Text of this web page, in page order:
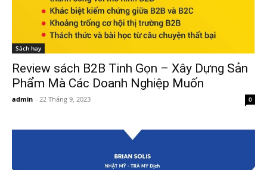
Sách hay
Review sách B2B Tinh Gọn – Xây Dựng Sản
Phẩm Mà Các Doanh Nghiệp Muốn
admin - 22 Tháng 9, 2023 0